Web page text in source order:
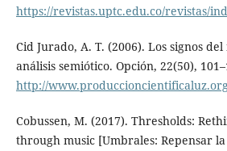
https://revistas.uptc.edu.co/revistas/
Cid Jurado, A. T. (2006). Los signos
análisis semiótico. Opción, 22(50),
http://
Cobussen, M. (2017). Thresholds:
through music [Umbrales: Repensar